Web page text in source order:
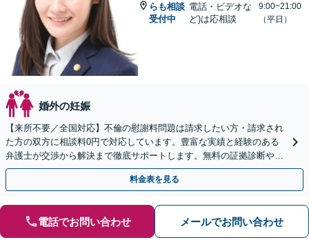
らも相談
受付中
電話・ビデオな
ど)は応相談
9:00~21:00
（平日）
婚外の妊娠
【来所不要／全国対応】不倫の慰謝料問題は請求したい方・請求され
た方の双方に相談料0円で対応しています。豊富な実績と経験のある
弁護士が交渉から解決まで徹底サポートします。無料の証拠診断や着
手金の返還保証もありますので安心してご相談ください。
料金表を見る
電話でお問い合わせ メールでお問い合わせ